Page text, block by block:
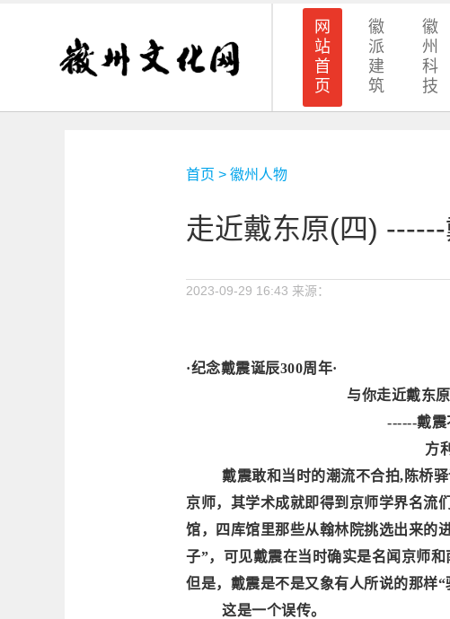
网
站
首
页
徽
派
建
筑
徽
州
科
技
首页 > 徽州人物
走近戴东原(四)
2023-09-29 16:43 来源：
·纪念戴震诞辰300周年·
与你走近戴东原
------戴震
方
戴震敢和当时的潮流不合拍,陈桥
京师，其学术成就即得到京师学界名流
馆，四库馆里那些从翰林院挑选出来的
子”，可见戴震在当时确实是名闻京师
但是，戴震是不是又象有人所说的那样“
这是一个误传。